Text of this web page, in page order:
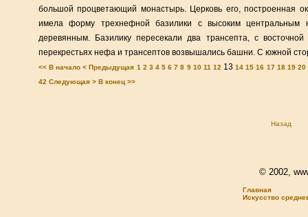
большой процветающий монастырь. Церковь его, построенная
имела форму трехнефной базилики с высоким
деревянным. Базилику пересекали два трансепта, с
перекрестьях нефа и трансептов возвышались башни. С южной
<< В начало < Предыдущая 1 2 3 4 5 6 7 8 9 10 11 12 13 14 15 16 17 18 19 20
42 Следующая > В конец >>
Назад
© 2002,
Главная
Искусство